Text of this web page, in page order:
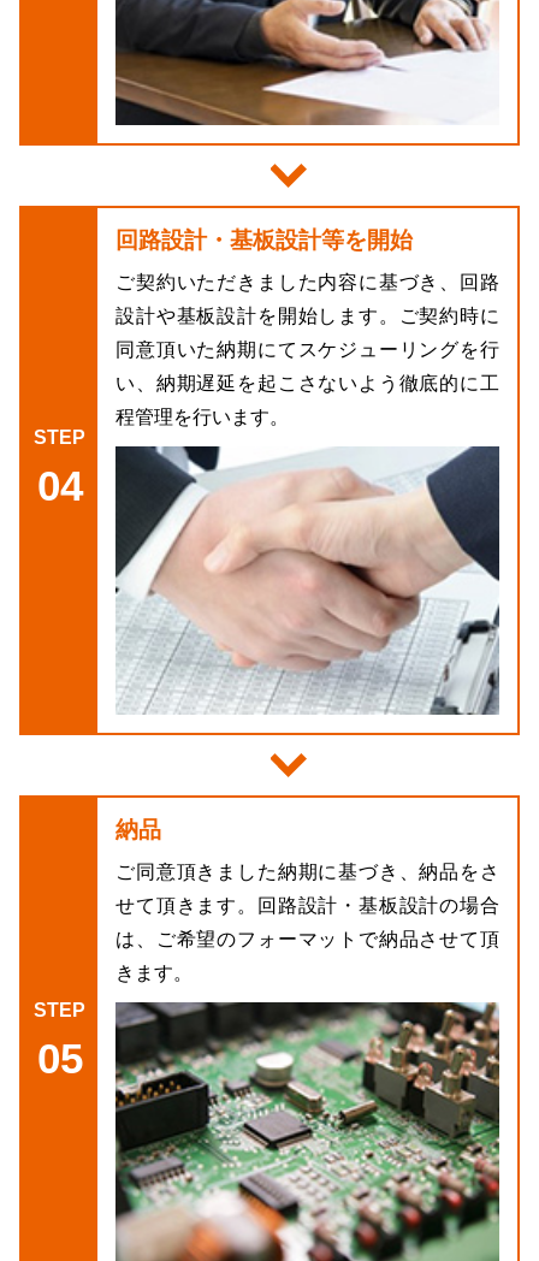
04
回路設計・基板設計等を開始
ご契約いただきました内容に基づき、回路
設計や基板設計を開始します。ご契約時に
同意頂いた納期にてスケジューリングを行
い、納期遅延を起こさないよう徹底的に工
程管理を行います。
05
納品
ご同意頂きました納期に基づき、納品をさ
せて頂きます。回路設計・基板設計の場合
は、ご希望のフォーマットで納品させて頂
きます。